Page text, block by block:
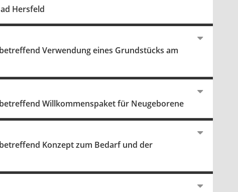
Hersfeld
Verwendung eines Grundstücks am
Willkommenspaket für Neugeborene
Konzept zum Bedarf und der